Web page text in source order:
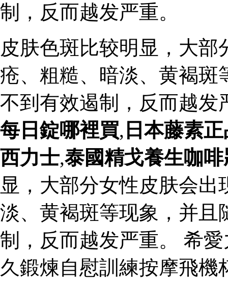
制，反而越发严重。
皮肤色斑比较明显，大
疮、粗糙、暗淡、黄褐斑
不到有效遏制，反而越发
每日錠哪裡買, 日本藤素
西力士,泰國精戈養生咖
显，大部分女性皮肤会
淡、黄褐斑等现象，并且
制，反而越发严重。 希
久鍛煉自慰訓練按摩飛